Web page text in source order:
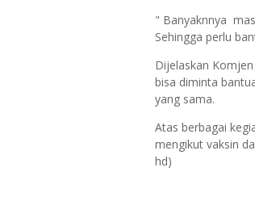
" Banyaknnya
Sehingga perlu
Dijelaskan
bisa diminta
yang sama.
Atas berbagai
mengikut vaksin
hd)